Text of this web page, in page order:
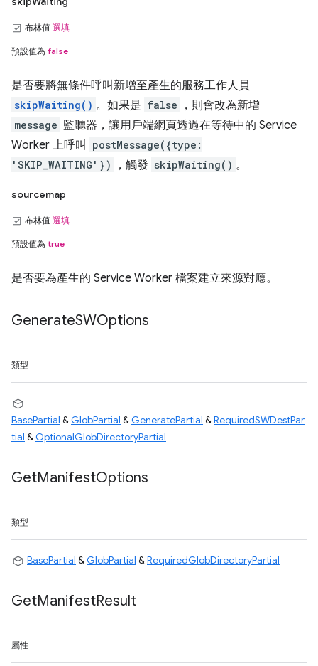
布林值 選填
預設值為 false
是否要將無條件呼叫新增至產生的服務工作人員
skipWaiting() 。如果是 false ，則會改為新增
message 監聽器，讓用戶端網頁透過在等待中的 Service
Worker 上呼叫
postMessage({type:
'SKIP_WAITING'})
，觸發 skipWaiting() 。
sourcemap
布林值 選填
預設值為 true
是否要為產生的 Service Worker 檔案建立來源對應。
GenerateSWOptions
類型
BasePartial &GlobPartial &GeneratePartial &RequiredSWDestPar
tial &OptionalGlobDirectoryPartial
GetManifestOptions
類型
BasePartial &GlobPartial &RequiredGlobDirectoryPartial
GetManifestResult
屬性